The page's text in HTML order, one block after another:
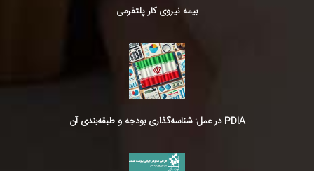
بیمه نیروی کار پلتفرمی
PDIA در عمل: شناسه‌گذاری بودجه و طبقه‌بندی آن